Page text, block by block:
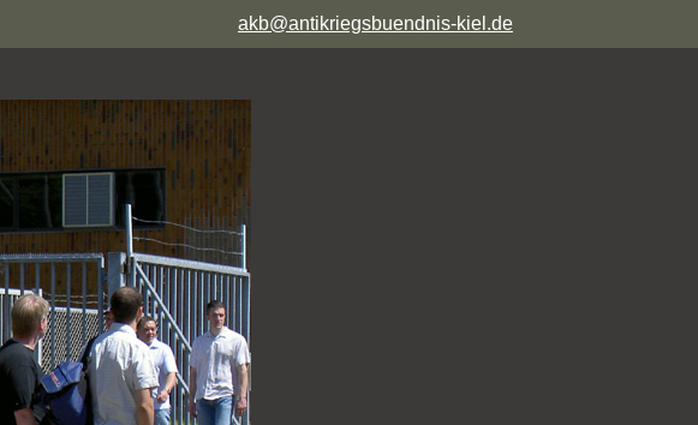
akb@antikriegsbuendnis-kiel.de